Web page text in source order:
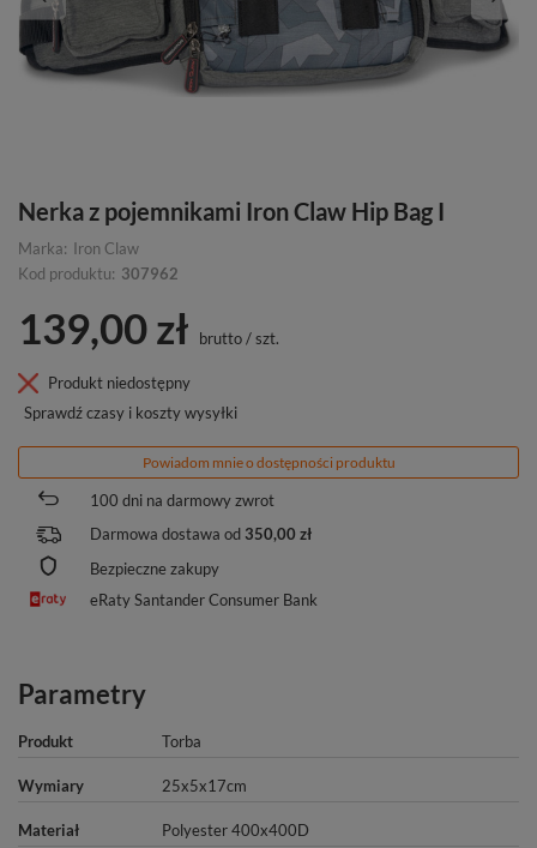
Nerka z pojemnikami Iron Claw Hip Bag I
Marka: Iron Claw
Kod produktu: 307962
139,00 zł brutto/szt.
Produkt niedostępny
Sprawdź czasy i koszty wysyłki
Powiadom mnie o dostępności produktu
100 dni na darmowy zwrot
Darmowa dostawa od 350,00 zł
Bezpieczne zakupy
eRaty Santander Consumer Bank
Parametry
Produkt Torba
Wymiary 25x5x17cm
Materiał Polyester 400x400D